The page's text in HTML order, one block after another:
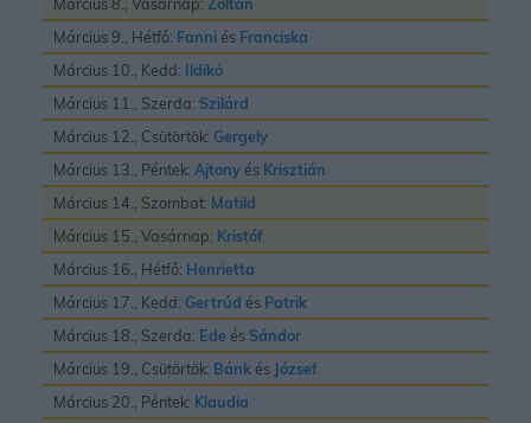
Március 9., Hétfő: Fanni és Franciska
Március 10., Kedd: Ildikó
Március 11., Szerda: Szilárd
Március 12., Csütörtök: Gergely
Március 13., Péntek: Ajtony és Krisztián
Március 14., Szombat: Matild
Március 15., Vasárnap: Kristóf
Március 16., Hétfő: Henrietta
Március 17., Kedd: Gertrúd és Patrik
Március 18., Szerda: Ede és Sándor
Március 19., Csütörtök: Bánk és József
Március 20., Péntek: Klaudia